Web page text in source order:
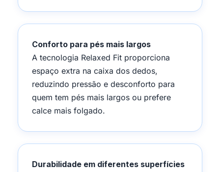
Conforto para pés mais largos
A tecnologia Relaxed Fit proporciona
espaço extra na caixa dos dedos,
reduzindo pressão e desconforto para
quem tem pés mais largos ou prefere
calce mais folgado.
Durabilidade em diferentes superfícies